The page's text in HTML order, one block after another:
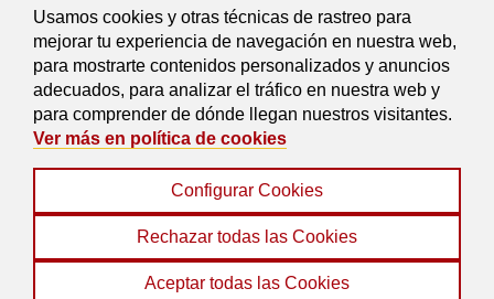
Usamos cookies y otras técnicas de rastreo para
mejorar tu experiencia de navegación en nuestra web,
para mostrarte contenidos personalizados y anuncios
adecuados, para analizar el tráfico en nuestra web y
para comprender de dónde llegan nuestros visitantes.
Ver más en política de cookies
Configurar Cookies
Rechazar todas las Cookies
Aceptar todas las Cookies
© 2022 Ayuntamiento de Soportújar
Política de Cookies | Accesibilidad
Protección de Datos | Mapa Web